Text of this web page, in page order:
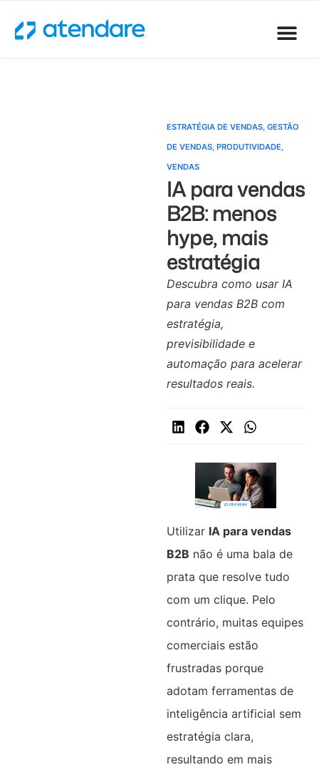
ESTRATÉGIA DE VENDAS, GESTÃO
DE VENDAS, PRODUTIVIDADE,
VENDAS
IA para vendas
B2B: menos
hype, mais
estratégia
Descubra como usar IA
para vendas B2B com
estratégia,
previsibilidade e
automação para acelerar
resultados reais.
Utilizar IA para vendas
B2B não é uma bala de
prata que resolve tudo
com um clique. Pelo
contrário, muitas equipes
comerciais estão
frustradas porque
adotam ferramentas de
inteligência artificial sem
estratégia clara,
resultando em mais